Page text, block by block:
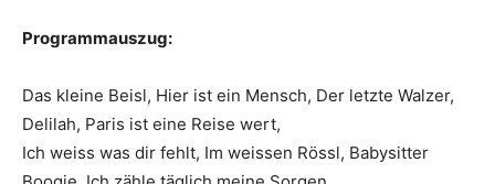
Programmauszug:
Das kleine Beisl, Hier ist ein Mensch, Der letzte Walzer,
Delilah, Paris ist eine Reise wert,
Ich weiss was dir fehlt, Im weissen Rössl, Babysitter